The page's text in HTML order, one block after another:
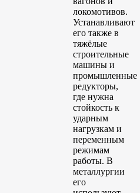
локомотивов.
Устанавливают
его также в
тяжёлые
строительные
машины и
промышленные
редукторы,
где нужна
стойкость к
ударным
нагрузкам и
переменным
режимам
работы. В
металлургии
его